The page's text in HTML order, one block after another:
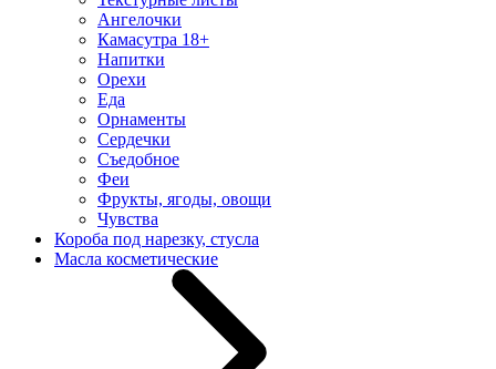
Ангелочки
Камасутра 18+
Напитки
Орехи
Еда
Орнаменты
Сердечки
Съедобное
Феи
Фрукты, ягоды, овощи
Чувства
Короба под нарезку, стусла
Масла косметические